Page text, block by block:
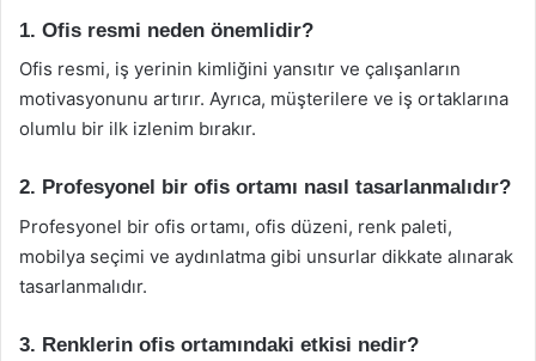
1. Ofis resmi neden önemlidir?
Ofis resmi, iş yerinin kimliğini yansıtır ve çalışanların
motivasyonunu artırır. Ayrıca, müşterilere ve iş ortaklarına
olumlu bir ilk izlenim bırakır.
2. Profesyonel bir ofis ortamı nasıl tasarlanmalıdır?
Profesyonel bir ofis ortamı, ofis düzeni, renk paleti,
mobilya seçimi ve aydınlatma gibi unsurlar dikkate alınarak
tasarlanmalıdır.
3. Renklerin ofis ortamındaki etkisi nedir?